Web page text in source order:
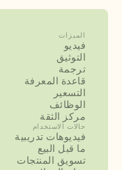
الميزات
فيديو
التوثيق
ترجمة
قاعدة المعرفة
التسعير
الوظائف
مركز الثقة
حالات الاستخدام
فيديوهات تدريبية
ما قبل البيع
تسويق المنتجات